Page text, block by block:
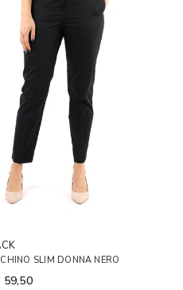
SLIM DONNA NERO
59,50